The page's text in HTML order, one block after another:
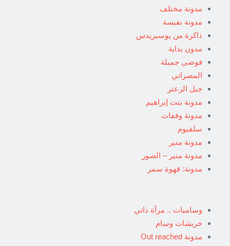
مدونة مختلف
مدونة نفيسة
ذاكرة من يوسبريدس
مدون بداية
فوضى جميلة
المصراتي
جبل الزعتر
مدونة بنت إبراهيم
مدونة وقفات
سلفيوم
مدونة منير
مدونة منير – الصور
مدونة: قهوة سمر
وساميات .. مرآة ذاتي
خربشات وسام
مدونة Out reached